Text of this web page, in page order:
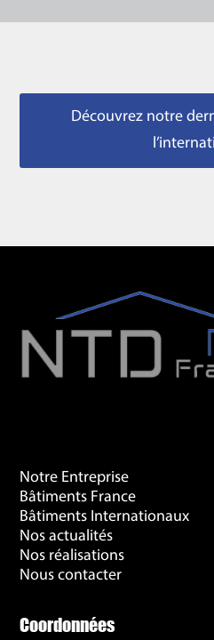
Découvrez notre
Notre Entreprise
Bâtiments France
Bâtiments Internationaux
Nos actualités
Nos réalisations
Nous contacter
Coordonnées